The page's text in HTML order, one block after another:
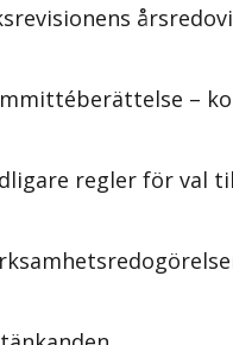
–
regler för val